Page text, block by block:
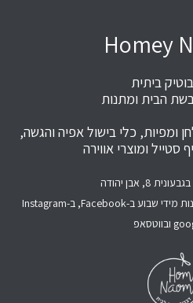
Homey
ביתית
הבית ומתנות
ומפיות, כלי בישול אפיה והגשה,
סטייל ומוצרי אווירה
8, אבן יהודה
ופתוחה בהתאם לשעות שמתעדכנות מידי שבוע ב-Facebook, ב-Instagram